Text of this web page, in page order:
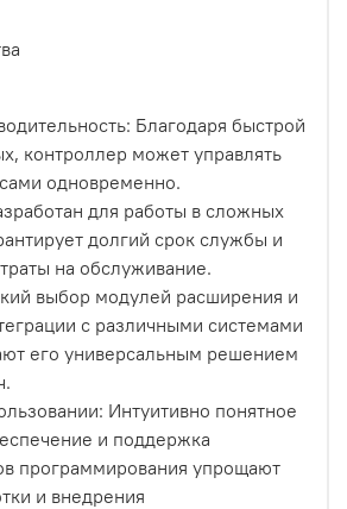
Благодаря быстрой
контроллер может управлять
одновременно.
для работы в сложных
долгий срок службы и
на обслуживание.
выбор модулей расширения и
с различными системами
его универсальным решением
Интуитивно понятное
и поддержка
программирования упрощают
и внедрения